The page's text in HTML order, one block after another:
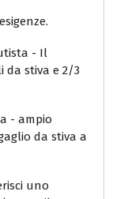
- Il
da stiva e 2/3
- ampio
da stiva a
uno